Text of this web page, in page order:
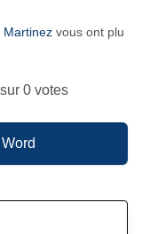
Martinez vous ont plu
0 votes